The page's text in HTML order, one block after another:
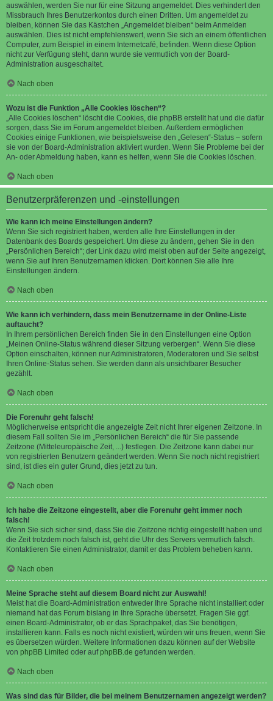
auswählen, werden Sie nur für eine Sitzung angemeldet. Dies verhindert den
Missbrauch Ihres Benutzerkontos durch einen Dritten. Um angemeldet zu
bleiben, können Sie das Kästchen „Angemeldet bleiben“ beim Anmelden
auswählen. Dies ist nicht empfehlenswert, wenn Sie sich an einem öffentlichen
Computer, zum Beispiel in einem Internetcafé, befinden. Wenn diese Option
nicht zur Verfügung steht, dann wurde sie vermutlich von der Board-
Administration ausgeschaltet.
Nach oben
Wozu ist die Funktion „Alle Cookies löschen“?
„Alle Cookies löschen“ löscht die Cookies, die phpBB erstellt hat und die dafür
sorgen, dass Sie im Forum angemeldet bleiben. Außerdem ermöglichen
Cookies einige Funktionen, wie beispielsweise den „Gelesen“-Status – sofern
sie von der Board-Administration aktiviert wurden. Wenn Sie Probleme bei der
An- oder Abmeldung haben, kann es helfen, wenn Sie die Cookies löschen.
Nach oben
Benutzerpräferenzen und -einstellungen
Wie kann ich meine Einstellungen ändern?
Wenn Sie sich registriert haben, werden alle Ihre Einstellungen in der
Datenbank des Boards gespeichert. Um diese zu ändern, gehen Sie in den
„Persönlichen Bereich“; der Link dazu wird meist oben auf der Seite angezeigt,
wenn Sie auf Ihren Benutzernamen klicken. Dort können Sie alle Ihre
Einstellungen ändern.
Nach oben
Wie kann ich verhindern, dass mein Benutzername in der Online-Liste
auftaucht?
In Ihrem persönlichen Bereich finden Sie in den Einstellungen eine Option
„Meinen Online-Status während dieser Sitzung verbergen“. Wenn Sie diese
Option einschalten, können nur Administratoren, Moderatoren und Sie selbst
Ihren Online-Status sehen. Sie werden dann als unsichtbarer Besucher
gezählt.
Nach oben
Die Forenuhr geht falsch!
Möglicherweise entspricht die angezeigte Zeit nicht Ihrer eigenen Zeitzone. In
diesem Fall sollten Sie im „Persönlichen Bereich“ die für Sie passende
Zeitzone (Mitteleuropäische Zeit, ...) festlegen. Die Zeitzone kann dabei nur
von registrierten Benutzern geändert werden. Wenn Sie noch nicht registriert
sind, ist dies ein guter Grund, dies jetzt zu tun.
Nach oben
Ich habe die Zeitzone eingestellt, aber die Forenuhr geht immer noch
falsch!
Wenn Sie sich sicher sind, dass Sie die Zeitzone richtig eingestellt haben und
die Zeit trotzdem noch falsch ist, geht die Uhr des Servers vermutlich falsch.
Kontaktieren Sie einen Administrator, damit er das Problem beheben kann.
Nach oben
Meine Sprache steht auf diesem Board nicht zur Auswahl!
Meist hat die Board-Administration entweder Ihre Sprache nicht installiert oder
niemand hat das Forum bislang in Ihre Sprache übersetzt. Fragen Sie ggf.
einen Board-Administrator, ob er das Sprachpaket, das Sie benötigen,
installieren kann. Falls es noch nicht existiert, würden wir uns freuen, wenn Sie
es übersetzen würden. Weitere Informationen dazu können auf der Website
von phpBB Limited oder aufphpBB.de gefunden werden.
Nach oben
Was sind das für Bilder, die bei meinem Benutzernamen angezeigt werden?